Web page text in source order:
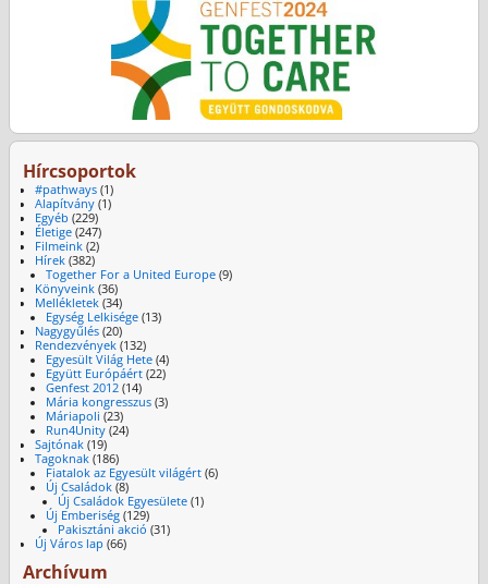
Hírcsoportok
#pathways(1)
Alapítvány(1)
Egyéb (229)
Életige(247)
Filmeink(2)
Hírek(382)
Together For a United Europe (9)
Könyveink(36)
Mellékletek(34)
Egység Lelkisége (13)
Nagygyűlés(20)
Rendezvények(132)
Egyesült Világ Hete (4)
Együtt Európáért (22)
Genfest 2012 (14)
Mária kongresszus (3)
Máriapoli (23)
Run4Unity (24)
Sajtónak(19)
Tagoknak(186)
Fiatalok az Egyesült világért (6)
Új Családok (8)
Új Családok Egyesülete(1)
Új Emberiség (129)
Pakisztáni akció (31)
Új Város lap (66)
Archívum